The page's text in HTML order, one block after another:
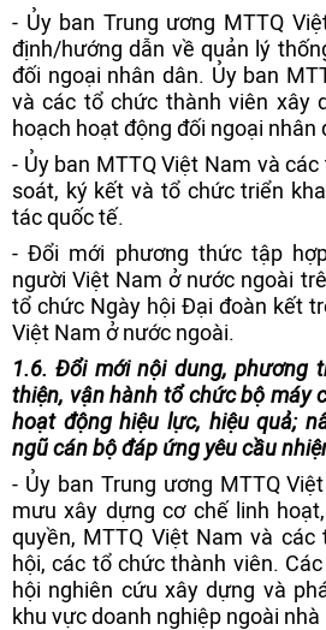
- Ủy ban Trung ương MTTQ
định/hướng dẫn về quản lý
đối ngoại nhân dân. Ủy ban
và các tổ chức thành viên xây
hoạch hoạt động đối ngoại nhân
- Ủy ban MTTQ Việt Nam và
soát, ký kết và tổ chức triển
tác quốc tế.
- Đổi mới phương thức tập
người Việt Nam ở nước ngoài
tổ chức Ngày hội Đại đoàn kết
Việt Nam ở nước ngoài.
1.6. Đổi mới nội dung, phương
thiện, vận hành tổ chức bộ máy
hoạt động hiệu lực, hiệu quả;
ngũ cán bộ đáp ứng yêu cầu
- Ủy ban Trung ương MTTQ
mưu xây dựng cơ chế linh
quyền, MTTQ Việt Nam và
hội, các tổ chức thành viên.
hội nghiên cứu xây dựng và
khu vực doanh nghiệp ngoài nhà